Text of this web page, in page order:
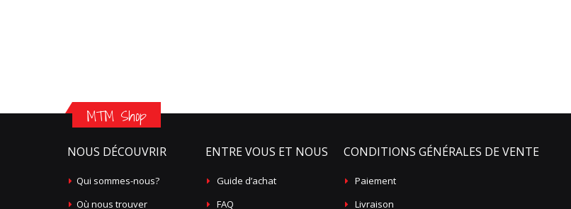
MTM Shop
NOUS DÉCOUVRIR
Qui sommes-nous?
Où nous trouver
ENTRE VOUS ET NOUS
Guide d’achat
FAQ
CONDITIONS GÉNÉRALES DE VENTE
Paiement
Livraison